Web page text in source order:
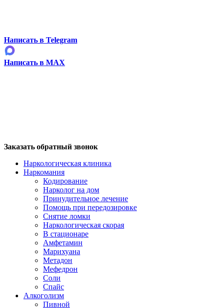
Написать в Telegram
Написать в MAX
Заказать обратный звонок
Наркологическая клиника
Наркомания
Кодирование
Нарколог на дом
Принудительное лечение
Помощь при передозировке
Снятие ломки
Наркологическая скорая
В стационаре
Амфетамин
Марихуана
Метадон
Мефедрон
Соли
Спайс
Алкоголизм
Пивной